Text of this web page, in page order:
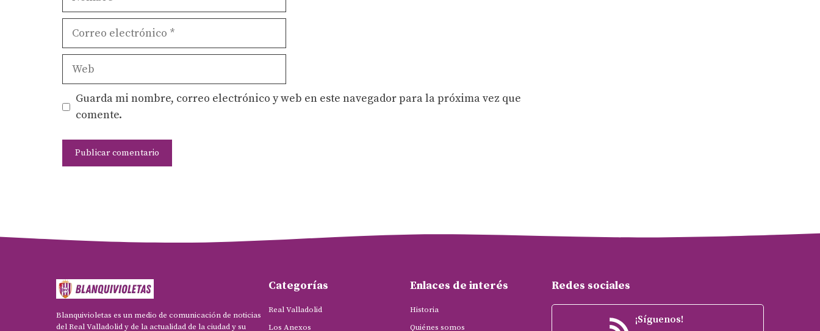
Correo
Web
Guarda mi nombre, correo electrónico y web en este navegador para la próxima vez que
comente.
Blanquivioletas es un medio de comunicación de noticias
del Real Valladolid y de la actualidad de la ciudad y su
Categorías
Real Valladolid
Los Anexos
Enlaces de interés
Historia
Quiénes somos
Redes sociales
¡Síguenos!